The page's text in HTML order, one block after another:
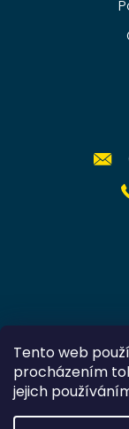
Tento web
procházením
jejich